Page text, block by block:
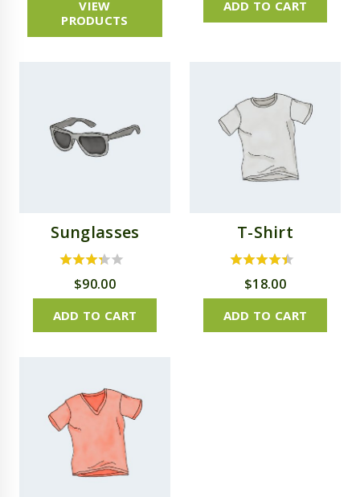
VIEW
PRODUCTS
ADD TO CART
Sunglasses
3.00
out of 5
$90.00
ADD TO CART
T-Shirt
4.00
out of 5
$18.00
ADD TO CART